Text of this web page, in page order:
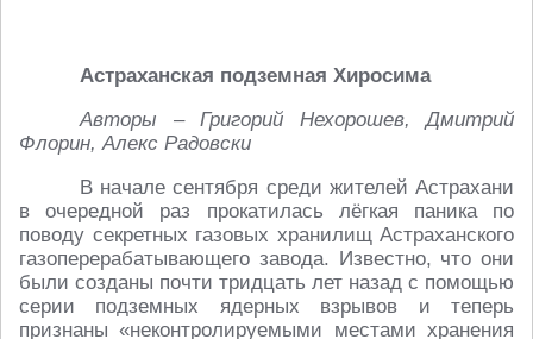
Астраханская подземная Хиросима
Авторы – Григорий Нехорошев, Дмитрий
Флорин, Алекс Радовски
В начале сентября среди жителей Астрахани
в очередной раз прокатилась лёгкая паника по
поводу секретных газовых хранилищ Астраханского
газоперерабатывающего завода. Известно, что они
были созданы почти тридцать лет назад с помощью
серии подземных ядерных взрывов и теперь
признаны «неконтролируемыми местами хранения